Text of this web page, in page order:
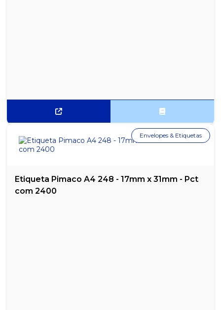
Etiqueta Pimaco A4 248 - 17mm x 31mm - Pct
com 2400
Envelopes & Etiquetas